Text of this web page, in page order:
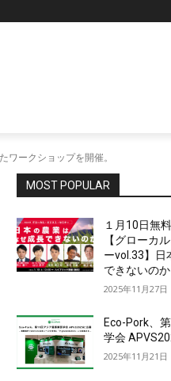
ークショップを開催。
MOST POPULAR
１月10日無
【グローカ
ーvol.33】日
できないのか
2025年11月27日
Eco-Pork、
学会
2025年11月21日